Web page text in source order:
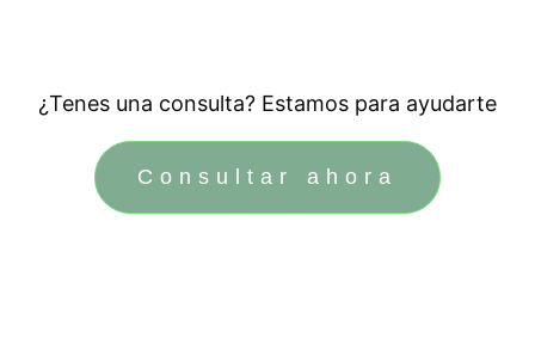
¿Tenes una consulta? Estamos para ayudarte
Consultar ahora